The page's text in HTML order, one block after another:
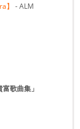
】 - ALM
歌曲集」